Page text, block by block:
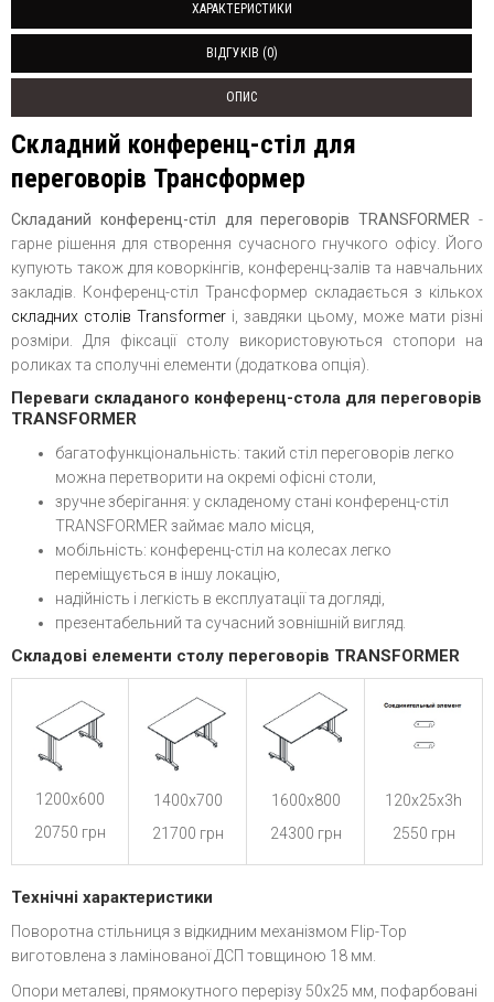
ХАРАКТЕРИСТИКИ
ВІДГУКІВ (0)
ОПИС
Складний конференц-стіл для
переговорів Трансформер
Складаний конференц-стіл для переговорів TRANSFORMER -
гарне рішення для створення сучасного гнучкого офісу. Його
купують також для коворкінгів, конференц-залів та навчальних
закладів. Конференц-стіл Трансформер складається з кількох
складних столів Transformer і, завдяки цьому, може мати різні
розміри. Для фіксації столу використовуються стопори на
роликах та сполучні елементи (додаткова опція).
Переваги складаного конференц-стола для переговорів
TRANSFORMER
багатофункціональність: такий стіл переговорів легко
можна перетворити на окремі офісні столи,
зручне зберігання: у складеному стані конференц-стіл
TRANSFORMER займає мало місця,
мобільність: конференц-стіл на колесах легко
переміщується в іншу локацію,
надійність і легкість в експлуатації та догляді,
презентабельний та сучасний зовнішній вигляд.
Складові елементи столу переговорів TRANSFORMER
1200х600
20750 грн
1400х700
21700 грн
1600х800
24300 грн
120х25х3h
2550 грн
Технічні характеристики
Поворотна стільниця з відкидним механізмом Flip-Top
виготовлена ​​з ламінованої ДСП товщиною 18 мм.
Опори металеві, прямокутного перерізу 50х25 мм, пофарбовані